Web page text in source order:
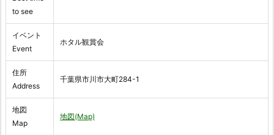
to see
イベント
Event
ホタル観賞会
住所
Address
千葉県市川市大町284-1
地図
Map
地図(Map)